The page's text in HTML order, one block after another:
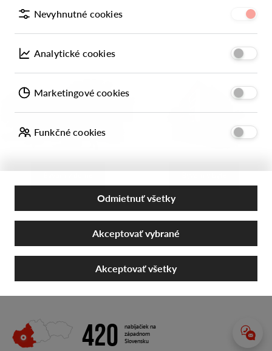
420
nabíjačiek na
západnom
Slovensku
Nevyhnutné cookies
Analytické cookies
Marketingové cookies
Funkčné cookies
Odmietnuť všetky
Akceptovať vybrané
Akceptovať všetky